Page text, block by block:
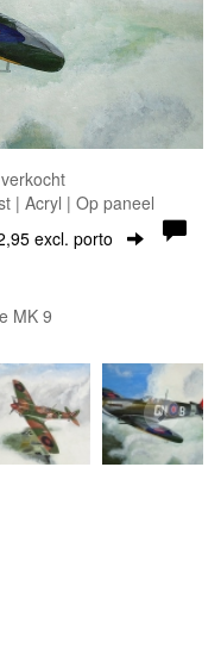
| Acryl | Op paneel
excl. porto
MK 9